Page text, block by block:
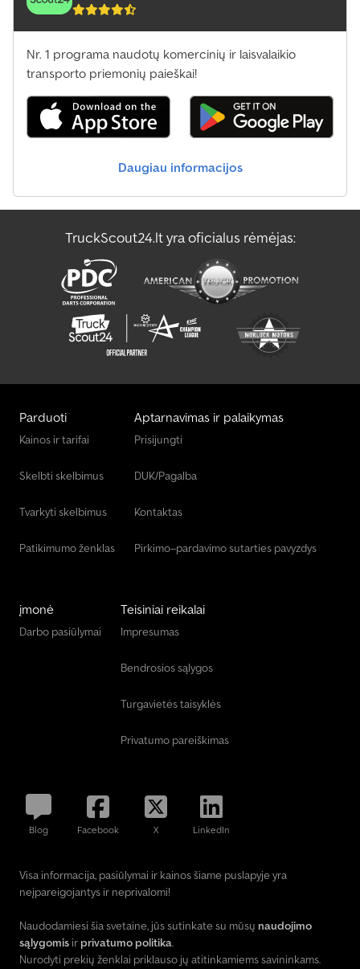
Nr. 1 programa naudotų komercinių ir laisvalaikio
transporto priemonių paieškai!
Daugiau informacijos
TruckScout24.lt yra oficialus rėmėjas:
Parduoti
Kainos ir tarifai
Skelbti skelbimus
Tvarkyti skelbimus
Patikimumo ženklas
Aptarnavimas ir palaikymas
Prisijungti
DUK/Pagalba
Kontaktas
Pirkimo–pardavimo sutarties pavyzdys
įmonė
Darbo pasiūlymai
Teisiniai reikalai
Impresumas
Bendrosios sąlygos
Turgavietės taisyklės
Privatumo pareiškimas
Blog Facebook X LinkedIn
Visa informacija, pasiūlymai ir kainos šiame puslapyje yra
neįpareigojantys ir neprivalomi!
Naudodamiesi šia svetaine, jūs sutinkate su mūsų naudojimo
sąlygomis ir privatumo politika.
Nurodyti prekių ženklai priklauso jų atitinkamiems savininkams.